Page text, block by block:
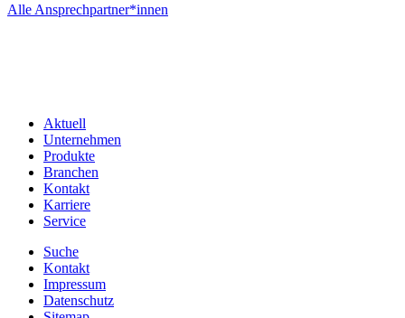
Alle Ansprechpartner*innen
Aktuell
Unternehmen
Produkte
Branchen
Kontakt
Karriere
Service
Suche
Kontakt
Impressum
Datenschutz